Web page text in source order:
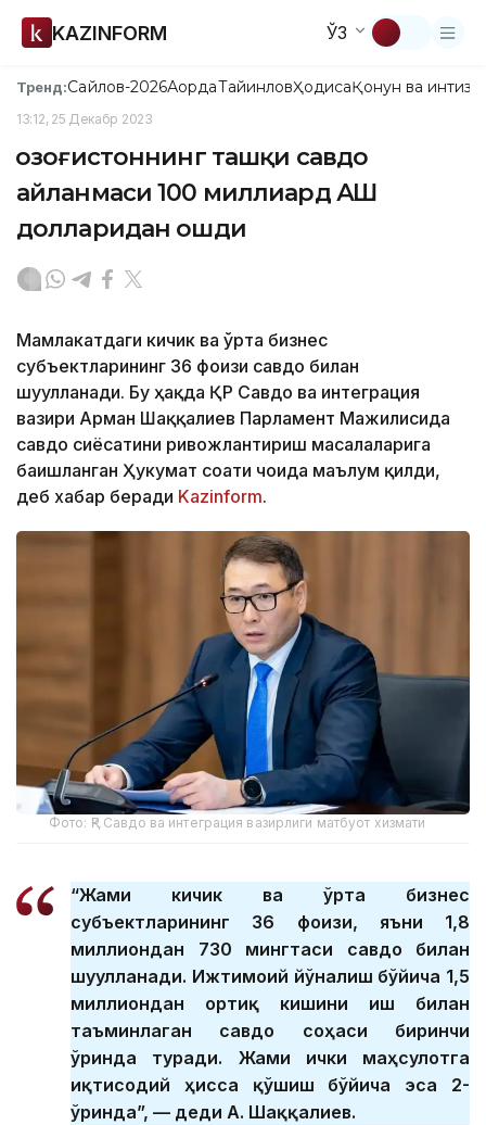
KAZINFORM ЎЗ
Тренд:Сайлов-2026АқордаТайинловҲодисаҚонун ва
13:12, 25 Декабр 2023
Қозоғистоннинг ташқи савдо
айланмаси 100 миллиард АҚШ
долларидан ошди
Мамлакатдаги кичик ва ўрта бизнес
субъектларининг 36 фоизи савдо билан
шуғулланади. Бу ҳақда ҚР Савдо ва интеграция
вазири Арман Шаққалиев Парламент Мажилисида
савдо сиёсатини ривожлантириш масалаларига
бағишланган Ҳукумат соати чоғида маълум қилди,
деб хабар беради Kazinform.
Фото: ҚР Савдо ва интеграция вазирлиги матбуот хизмати
“Жами кичик ва ўрта бизнес
субъектларининг 36 фоизи, яъни 1,8
миллиондан 730 мингтаси савдо билан
шуғулланади. Ижтимоий йўналиш бўйича 1,5
миллиондан ортиқ кишини иш билан
таъминлаган савдо соҳаси биринчи
ўринда туради. Жами ички маҳсулотга
иқтисодий ҳисса қўшиш бўйича эса 2-
ўринда”, — деди А. Шаққалиев.